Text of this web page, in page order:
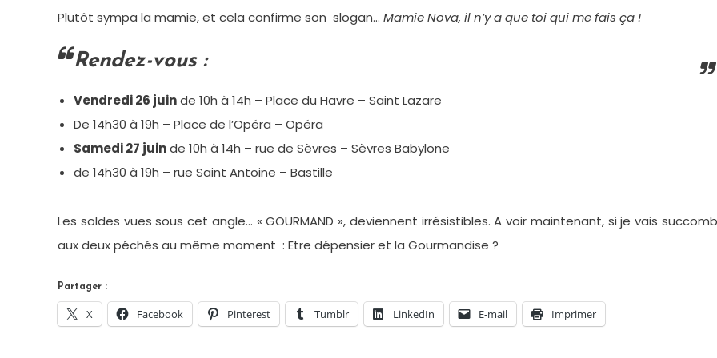
Plutôt sympa la mamie, et cela confirme son slogan… Mamie Nova, il n’y a que toi qui me fais ça !
Rendez-vous :
Vendredi 26 juinde 10h à 14h – Place du Havre – Saint Lazare
De 14h30 à 19h – Place de l’Opéra – Opéra
Samedi 27 juinde 10h à 14h – rue de Sèvres – Sèvres Babylone
de 14h30 à 19h – rue Saint Antoine – Bastille
Les soldes vues sous cet angle… « GOURMAND », deviennent irrésistibles. A voir maintenant, si je vais
aux deux péchés au même moment : Etre dépensier et la Gourmandise ?
Partager :
X Facebook Pinterest Tumblr LinkedIn E-mail Imprimer